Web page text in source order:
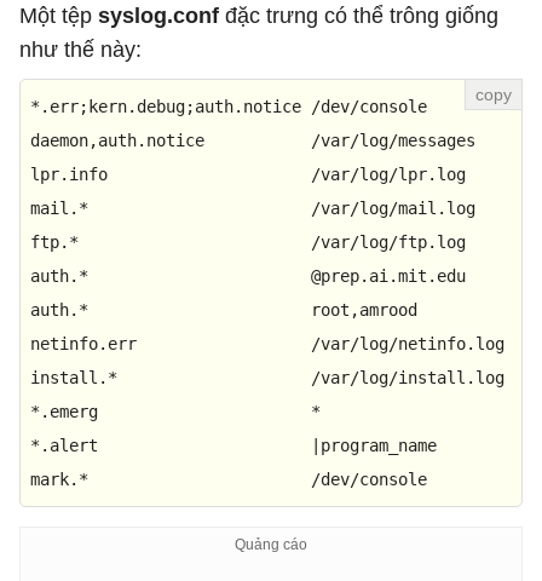
Một tệp syslog.conf đặc trưng có thể trông giống
như thế này:
*. err;kern. debug;auth. notice /dev/console
daemon,auth. notice
           /
var/log/messages
lpr. info
                     /
var/log/lpr. log
mail.*
/var/log/mail. log
ftp.*
/var/log/ftp. log
auth.* @prep. ai .mit . edu
auth.*                       root,amrood
netinfo. err
                  /
var/log/netinfo. log
install.*
/var/log/install. log
*. emerg
                      *
*. alert
                      |program_name
mark.*
/dev/console